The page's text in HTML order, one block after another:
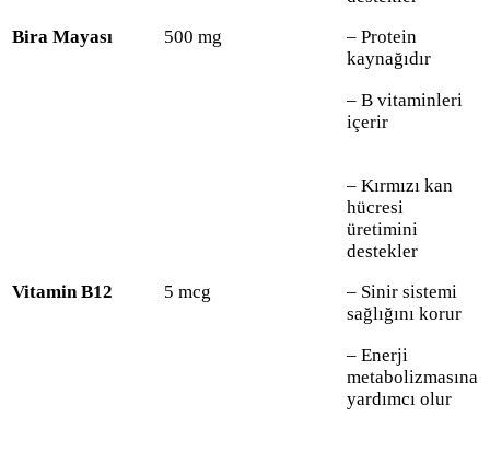
Bira Mayası 500 mg
– Protein
kaynağıdır
– B vitaminleri
içerir
Vitamin B12 5 mcg
– Kırmızı kan
hücresi
üretimini
destekler
– Sinir sistemi
sağlığını korur
– Enerji
metabolizmasına
yardımcı olur